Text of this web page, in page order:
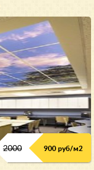
2000 900 руб/м2